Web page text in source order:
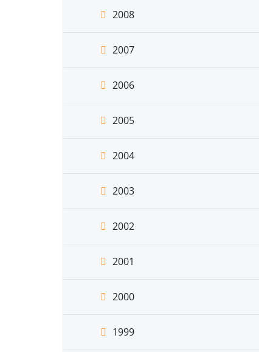
2008
2007
2006
2005
2004
2003
2002
2001
2000
1999